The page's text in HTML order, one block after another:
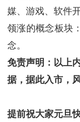
媒、游戏、软件开
领涨的概念板块
念。
免责声明：以上
据，据此入市，
提前祝大家元旦